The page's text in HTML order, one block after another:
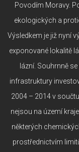
Povodím Moravy.
ekologických a
Výsledkem je již nyní
exponované lokalitě
lázní. Souhrnně
infrastruktury
2004 – 2014 v
nejsou na území
některých
prostřednictvím